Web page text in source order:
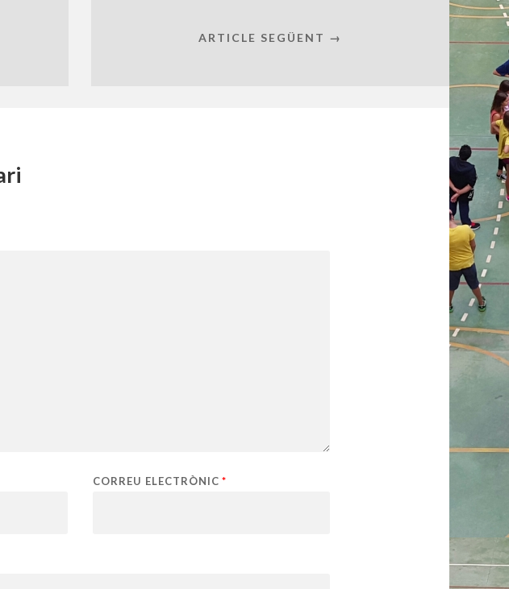
ARTICLE SEGÜENT →
CORREU ELECTRÒNIC *